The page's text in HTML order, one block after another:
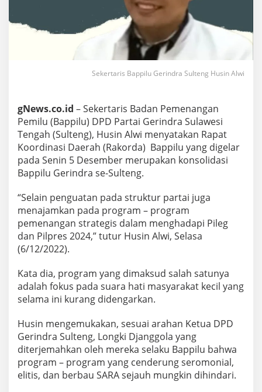
Sekertaris Bappilu Gerindra Sulteng Husin Alwi
gNews.co.id – Sekertaris Badan Pemenangan
Pemilu (Bappilu) DPD Partai Gerindra Sulawesi
Tengah (Sulteng), Husin Alwi menyatakan Rapat
Koordinasi Daerah (Rakorda) Bappilu yang digelar
pada Senin 5 Desember merupakan konsolidasi
Bappilu Gerindra se-Sulteng.
“Selain penguatan pada struktur partai juga
menajamkan pada program – program
pemenangan strategis dalam menghadapi Pileg
dan Pilpres 2024,” tutur Husin Alwi, Selasa
(6/12/2022).
Kata dia, program yang dimaksud salah satunya
adalah fokus pada suara hati masyarakat kecil yang
selama ini kurang didengarkan.
Husin mengemukakan, sesuai arahan Ketua DPD
Gerindra Sulteng, Longki Djanggola yang
diterjemahkan oleh mereka selaku Bappilu bahwa
program – program yang cenderung seromonial,
elitis, dan berbau SARA sejauh mungkin dihindari.